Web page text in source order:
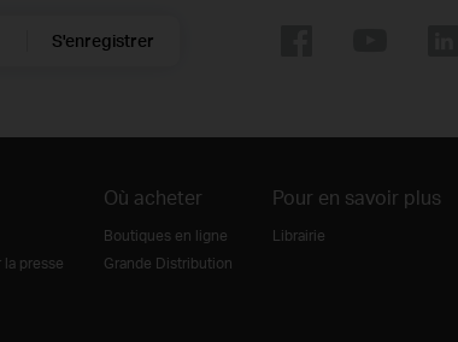
S'enregistrer
la presse
Où acheter
Boutiques en ligne
Grande Distribution
Pour en savoir plus
Librairie